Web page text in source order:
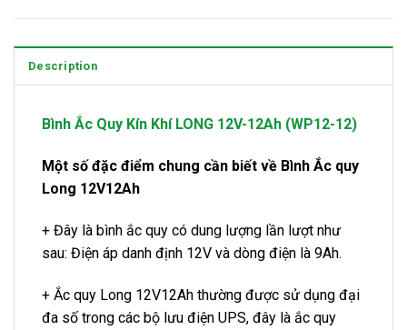
Description
Bình Ắc Quy Kín Khí LONG 12V-12Ah (WP12-12)
Một số đặc điểm chung cần biết về Bình Ắc quy
Long 12V12Ah
+ Đây là bình ắc quy có dung lượng lần lượt như
sau: Điện áp danh định 12V và dòng điện là 9Ah.
+ Ắc quy Long 12V12Ah thường được sử dụng đại
đa số trong các bộ lưu điện UPS, đây là ắc quy